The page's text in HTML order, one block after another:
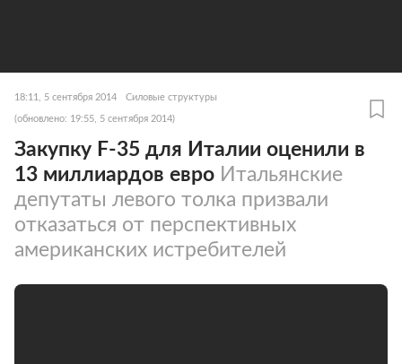
18:11, 5 сентября 2014 Силовые структуры
(обновлено: 19:55, 5 сентября 2014)
Закупку F-35 для Италии оценили в
13 миллиардов евро Итальянские
депутаты левого толка призвали
отказаться от перспективных
американских истребителей